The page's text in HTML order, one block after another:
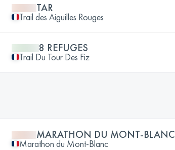
TAR
Trail des Aiguilles Rouges
8 REFUGES
Trail Du Tour Des Fiz
MARATHON DU MONT-BLANC
Marathon du Mont-Blanc